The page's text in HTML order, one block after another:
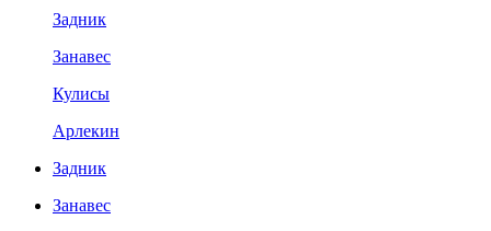
Задник
Занавес
Кулисы
Арлекин
Задник
Занавес